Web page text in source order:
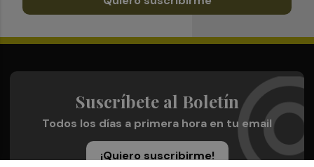
Suscríbete al Boletín
Todos los días a primera hora en tu email
¡Quiero suscribirme!